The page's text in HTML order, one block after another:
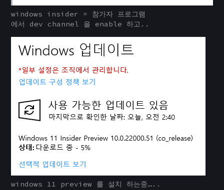
windows insider = 참가자 프로그램
에서 dev channel 을 enable 하고..
windows 11 preview 를 설치 하는중…..